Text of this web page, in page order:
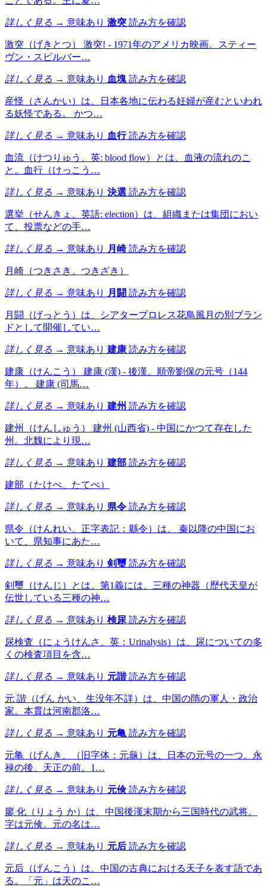
詳しく見る → 意味あり 激突 読み方を確認
激突（げきとつ） 激突! - 1971年のアメリカ映画。スティー
ヴン・スピルバー…
詳しく見る → 意味あり 血塊 読み方を確認
産怪（さんかい）は、日本各地に伝わる妊婦が産むといわれ
る妖怪である。 かつ…
詳しく見る → 意味あり 血行 読み方を確認
血流（けつりゅう、英: blood flow）とは、血液の流れのこ
と。血行（けっこう…
詳しく見る → 意味あり 決選 読み方を確認
選挙（せんきょ、英語: election）は、組織または集団におい
て、投票などの手…
詳しく見る → 意味あり 月崎 読み方を確認
月崎（つきさき、つきざき）
詳しく見る → 意味あり 月闘 読み方を確認
月闘（げっとう）は、シアタープロレス花鳥風月の別ブラン
ドとして開催してい…
詳しく見る → 意味あり 建康 読み方を確認
建康（けんこう） 建康 (漢) - 後漢、順帝劉保の元号（144
年）。 建康 (司馬…
詳しく見る → 意味あり 建州 読み方を確認
建州（けんしゅう） 建州 (山西省) - 中国にかつて存在した
州。北魏により現…
詳しく見る → 意味あり 建部 読み方を確認
建部（たけべ、たてべ）
詳しく見る → 意味あり 県令 読み方を確認
県令（けんれい、正字表記：縣令）は、 秦以降の中国にお
いて、県知事にあた…
詳しく見る → 意味あり 剣璽 読み方を確認
剣璽（けんじ）とは、第1義には、三種の神器（歴代天皇が
伝世している三種の神…
詳しく見る → 意味あり 検尿 読み方を確認
尿検査（にょうけんさ、英：Urinalysis）は、尿についての多
くの検査項目を含…
詳しく見る → 意味あり 元諧 読み方を確認
元 諧（げん かい、生没年不詳）は、中国の隋の軍人・政治
家。本貫は河南郡洛…
詳しく見る → 意味あり 元亀 読み方を確認
元亀（げんき、（旧字体：元龜）は、日本の元号の一つ。永
禄の後、天正の前。1…
詳しく見る → 意味あり 元倹 読み方を確認
廖 化（りょう か）は、中国後漢末期から三国時代の武将。
字は元倹。元の名は…
詳しく見る → 意味あり 元后 読み方を確認
元后（げんこう）は、中国の古典における天子を表す語であ
る。「元」は天のこ…